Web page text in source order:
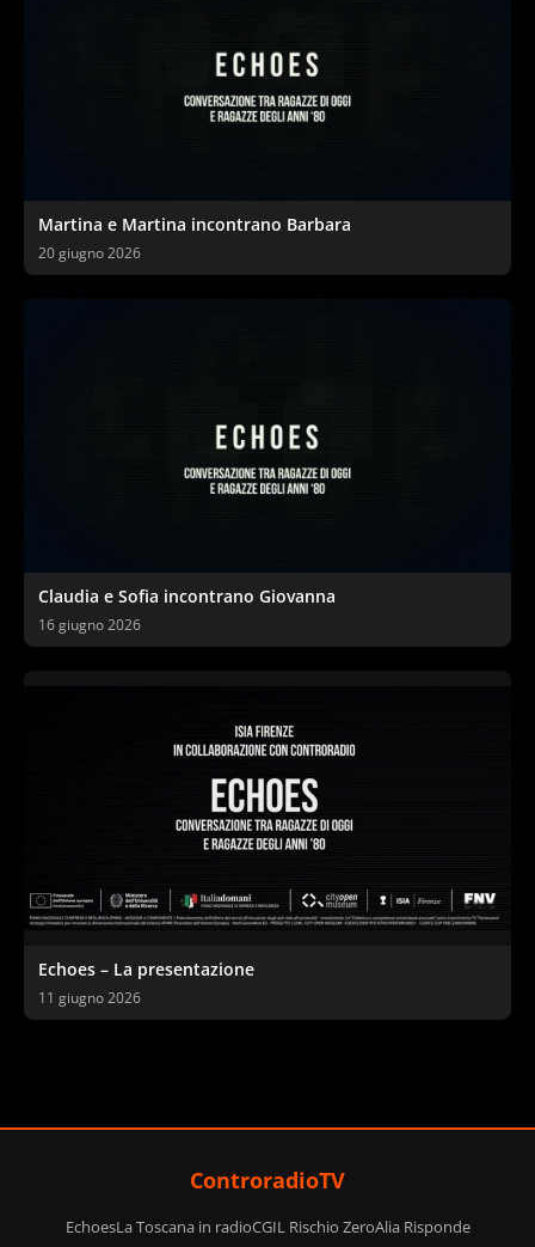
Martina e Martina incontrano Barbara
20 giugno 2026
Claudia e Sofia incontrano Giovanna
16 giugno 2026
Echoes – La presentazione
11 giugno 2026
ControradioTV
EchoesLa Toscana in radioCGIL Rischio ZeroAlia Risponde